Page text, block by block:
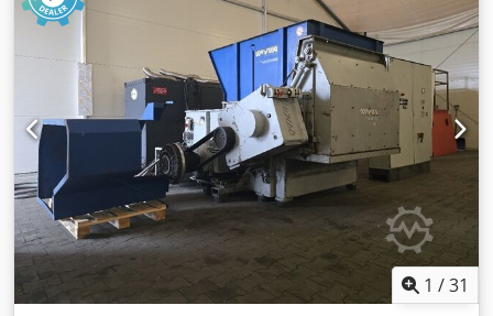
mechanisch -Max. werkbreedte: 2020 mm -Max. plaatdikte:
4 mm -Aanslagdiepte: 750 mm -Aansluitvermogen: kW -
Afmetingen: 3350/1540/H1510 mm -Gewicht: 3900 kg
1 /31